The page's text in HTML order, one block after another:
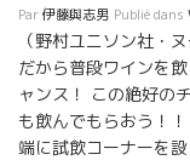
Par伊藤與志男 Publié dans
（野村ユニソン社・
だから普段ワインを
ャンス！ この絶好の
も飲んでもらおう！
端に試飲コーナーを